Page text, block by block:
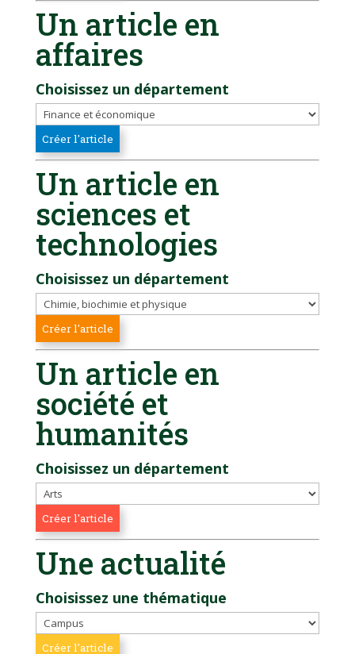
Un article en
affaires
Choisissez un département
Un article en
sciences et
technologies
Choisissez un département
Un article en
société et
humanités
Choisissez un département
Une actualité
Choisissez une thématique